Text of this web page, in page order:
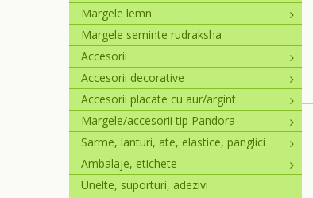
Margele lemn
Margele seminte rudraksha
Accesorii
Accesorii decorative
Accesorii placate cu aur/argint
Margele/accesorii tip Pandora
Sarme, lanturi, ate, elastice, panglici
Ambalaje, etichete
Unelte, suporturi, adezivi